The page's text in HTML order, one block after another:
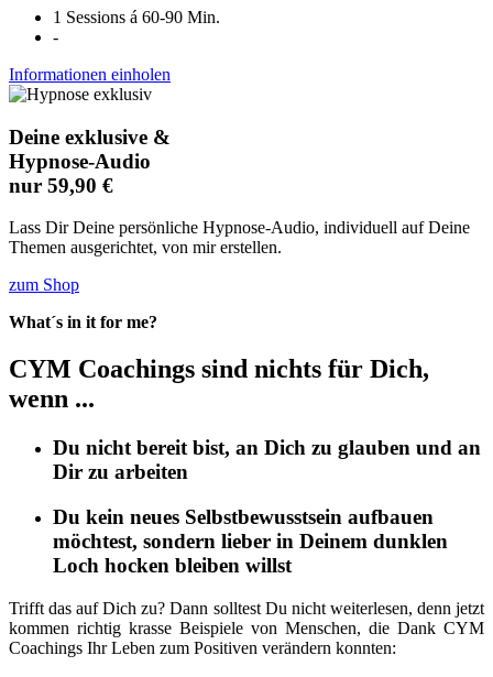
1 Sessions á 60-90 Min.
-
Informationen einholen
Deine exklusive &
Hypnose-Audio
nur 59,90 €
Lass Dir Deine persönliche Hypnose-Audio, individuell auf Deine
Themen ausgerichtet, von mir erstellen.
zum Shop
What´s in it for me?
CYM Coachings sind nichts für Dich,
wenn ...
Du nicht bereit bist, an Dich zu glauben und an
Dir zu arbeiten
Du kein neues Selbstbewusstsein aufbauen
möchtest, sondern lieber in Deinem dunklen
Loch hocken bleiben willst
Trifft das auf Dich zu? Dann solltest Du nicht weiterlesen, denn jetzt
kommen richtig krasse Beispiele von Menschen, die Dank CYM
Coachings Ihr Leben zum Positiven verändern konnten: